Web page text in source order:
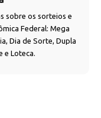
sobre os sorteios e
Federal: Mega
Dia de Sorte, Dupla
e Loteca.